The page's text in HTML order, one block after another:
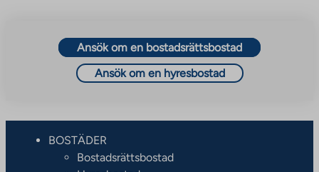
Ansök om en bostadsrättsbostad
Ansök om en hyresbostad
BOSTÄDER
Bostadsrättsbostad